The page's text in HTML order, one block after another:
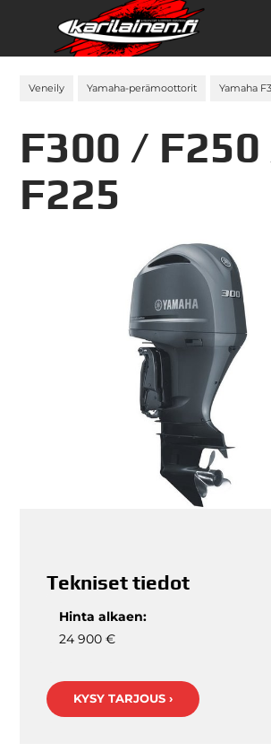
Veneily Yamaha-perämoottorit Yamaha
F300 /
F225
Tekniset tiedot
Hinta alkaen:
24 900 €
KYSY TARJOUS ›